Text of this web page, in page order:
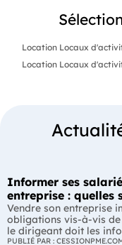
Location Locaux
Location Locaux
Informer ses
entreprise : quelles
Vendre son entreprise
obligations vis-à-vis de
le dirigeant doit les
leur permettre, s'ils le
PUBLIÉ PAR :